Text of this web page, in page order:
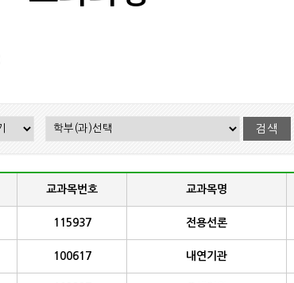
교과목번호 교과목명
115937 전용선론
100617 내연기관